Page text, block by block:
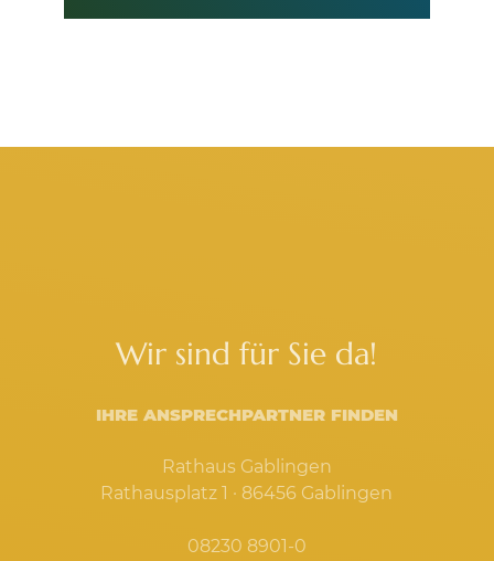
Wir sind für Sie da!
IHRE ANSPRECHPARTNER FINDEN
Rathaus Gablingen
Rathausplatz 1 · 86456 Gablingen
08230 8901-0